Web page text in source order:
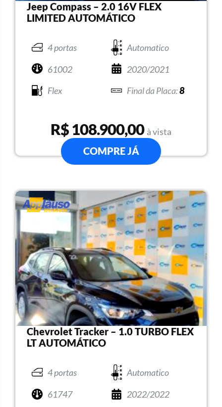
Jeep Compass – 2.0 16V FLEX
LIMITED AUTOMÁTICO
4 portas
Automatico
61002
2020/2021
Flex
8
R$ 108.900,00 à vista
COMPRE JÁ
Chevrolet Tracker – 1.0 TURBO FLEX
LT AUTOMÁTICO
4 portas
Automatico
61747
2022/2022